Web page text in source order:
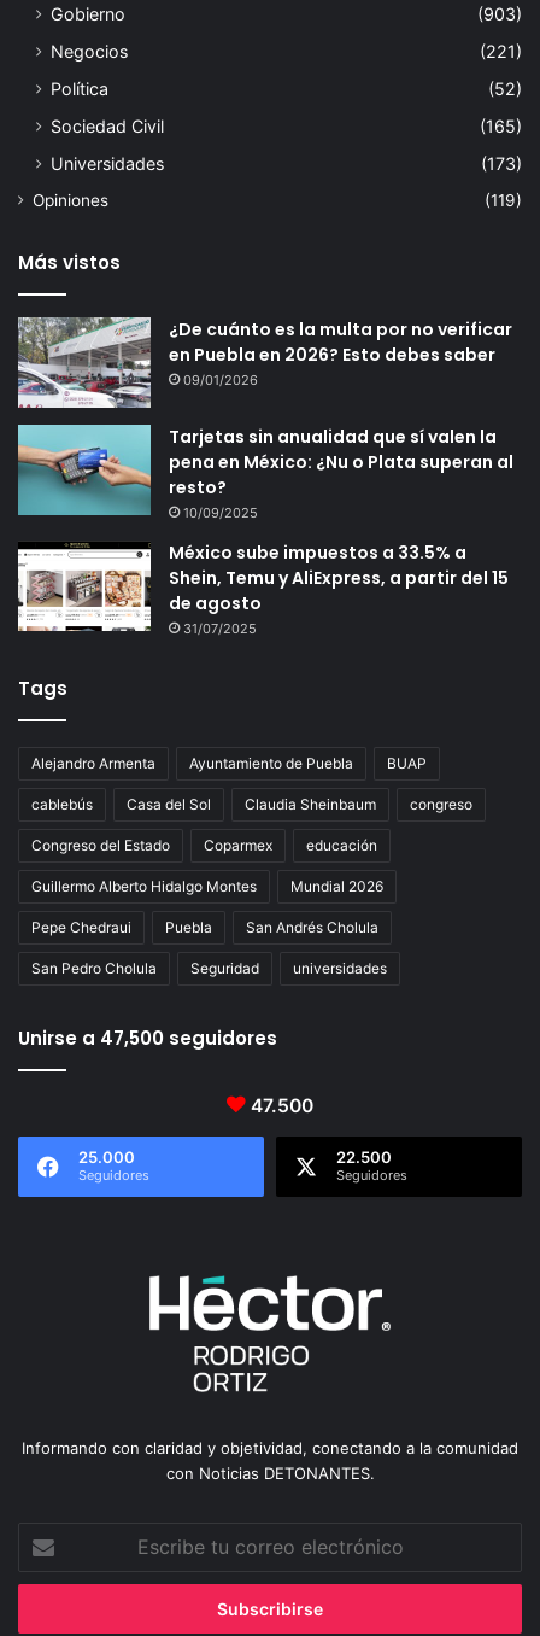
Gobierno
(903)
Negocios
(221)
Política
(52)
Sociedad Civil
(165)
Universidades
(173)
Opiniones (119)
Más vistos
¿De cuánto es la multa por no verificar
en Puebla en 2026? Esto debes saber
09/01/2026
Tarjetas sin anualidad que sí valen la
pena en México: ¿Nu o Plata superan al
resto?
10/09/2025
México sube impuestos a 33.5% a
Shein, Temu y AliExpress, a partir del 15
de agosto
31/07/2025
Tags
Alejandro Armenta Ayuntamiento de Puebla BUAP
cablebús Casa del Sol Claudia Sheinbaum congreso
Congreso del Estado Coparmex educación
Guillermo Alberto Hidalgo Montes Mundial 2026
Pepe Chedraui Puebla San Andrés Cholula
San Pedro Cholula Seguridad universidades
Unirse a 47,500 seguidores
47.500
25.000
Seguidores
22.500
Seguidores
Informando con claridad y objetividad, conectando a la comunidad
con Noticias DETONANTES.
correo